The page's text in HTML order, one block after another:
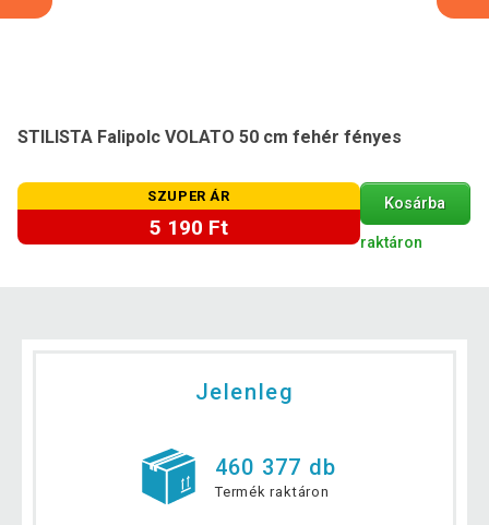
STILISTA Falipolc VOLATO 50 cm fehér fényes
SZUPER ÁR
5 190 Ft
Kosárba
raktáron
Jelenleg
460 377 db
Termék raktáron